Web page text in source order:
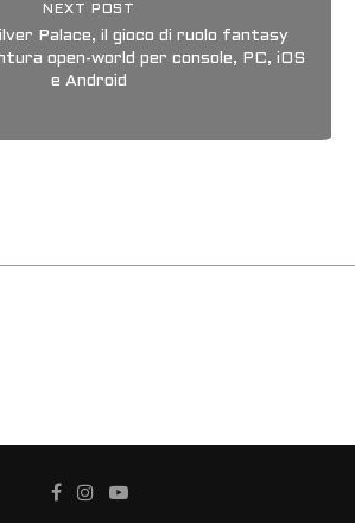
NEXT POST
Palace, il gioco di ruolo fantasy
open-world per console, PC, iOS
e Android